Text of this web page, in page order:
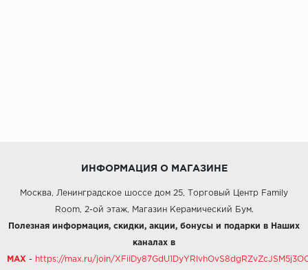
ИНФОРМАЦИЯ О МАГАЗИНЕ
Москва, Ленинградское шоссе дом 25, Торговый Центр Family
Room, 2-ой этаж, Магазин Керамический Бум.
Полезная информация, скидки, акции, бонусы и подарки в Наших
каналах в
MAX - https://max.ru/join/